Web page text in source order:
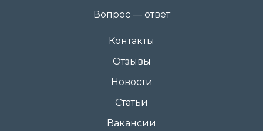
Вопрос — ответ
Контакты
Отзывы
Новости
Статьи
Вакансии